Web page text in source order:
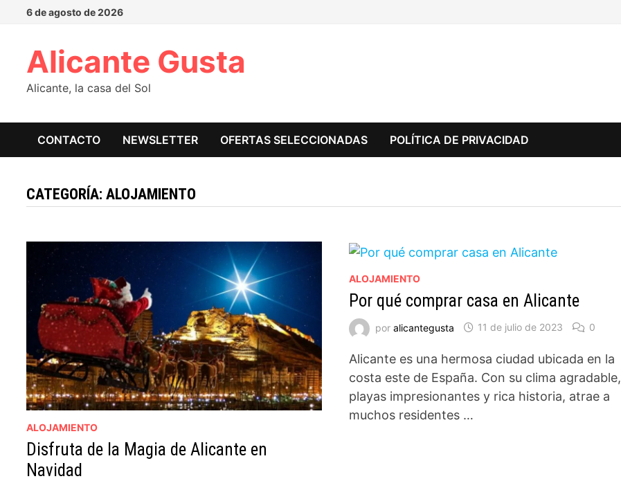
Saltar6 de agosto de 2026
Alicante Gusta
Alicante, la casa del Sol
CONTACTO NEWSLETTER OFERTAS SELECCIONADAS POLÍTICA DE PRIVACIDAD
CATEGORÍA:ALOJAMIENTO
ALOJAMIENTO
Disfruta de la Magia de Alicante en
Navidad
ALOJAMIENTO
Por qué comprar casa en Alicante
por alicantegusta 11 de julio de 2023 0
Alicante es una hermosa ciudad ubicada en la
costa este de España. Con su clima agradable,
playas impresionantes y rica historia, atrae a
muchos residentes …